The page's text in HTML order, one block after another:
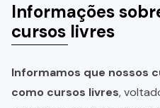
Informações
cursos livres
Informamos que nossos
como cursos livres,